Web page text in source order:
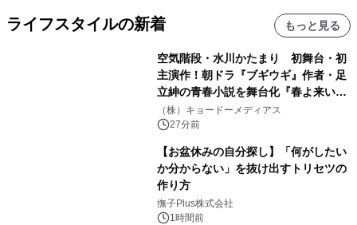
ライフスタイルの新着 もっと見る
空気階段・水川かたまり 初舞台・初
主演作！朝ドラ『ブギウギ』作者・足
立紳の青春小説を舞台化『春よ来い、
マジで来い』キービジュアル解禁！
（株）キョードーメディアス
27分前
【お盆休みの自分探し】「何がしたい
か分からない」を抜け出すトリセツの
作り方
撫子Plus株式会社
1時間前